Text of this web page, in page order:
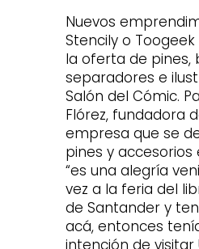
Nuevos
Stencily o
la oferta de pines,
separadores e
Salón del Cómic.
Flórez, fundadora
empresa que se
pines y accesorios
“es una alegría
vez a la feria del
de Santander y
acá, entonces
intención de visitar